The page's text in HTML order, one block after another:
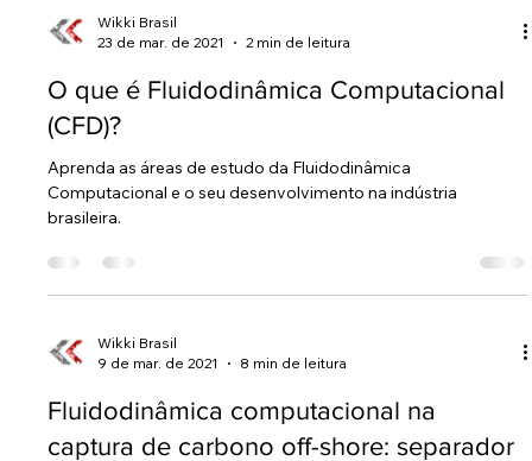
Wikki Brasil
23 de mar. de 2021
2 min de leitura
O que é Fluidodinâmica Computacional
(CFD)?
Aprenda as áreas de estudo da Fluidodinâmica
Computacional e o seu desenvolvimento na indústria
brasileira.
Wikki Brasil
9 de mar. de 2021
8 min de leitura
Fluidodinâmica computacional na
captura de carbono off-shore: separador